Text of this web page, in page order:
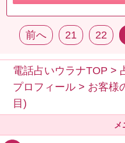
前へ 21 22
電話占いウラナTOP >
プロフィール > お客様
目)
メ